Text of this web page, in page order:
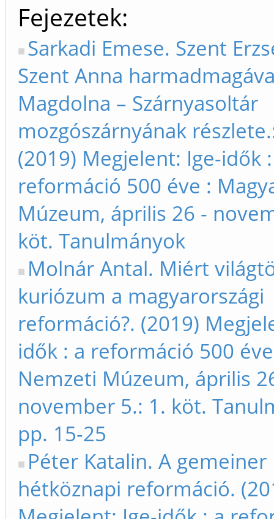
Fejezetek
Sarkadi Emese. Szent
Szent Anna
Magdolna – Szárnyasoltár
mozgószárnyának
(2019) Megjelent: Ige-idők
reformáció 500 éve :
Múzeum, április 26 -
köt. Tanulmányok
Molnár Antal. Miért
kuriózum a magyarországi
reformáció?. (2019)
idők : a reformáció 500
Nemzeti Múzeum, április
november 5.: 1. köt.
pp. 15-25
Péter Katalin. A gemeiner
hétköznapi reformáció.